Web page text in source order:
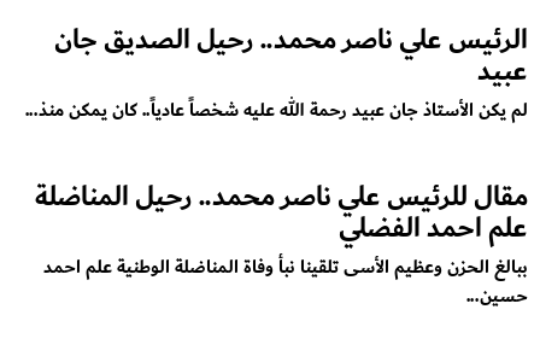
الرئيس علي ناصر محمد.. رحيل الصديق جان
عبيد
لم يكن الأستاذ جان عبيد رحمة الله عليه شخصاً عادياً.. كان يمكن منذ...
مقال للرئيس علي ناصر محمد.. رحيل المناضلة
علم احمد الفضلي
ببالغ الحزن وعظيم الأسى تلقينا نبأ وفاة المناضلة الوطنية علم احمد
حسين...